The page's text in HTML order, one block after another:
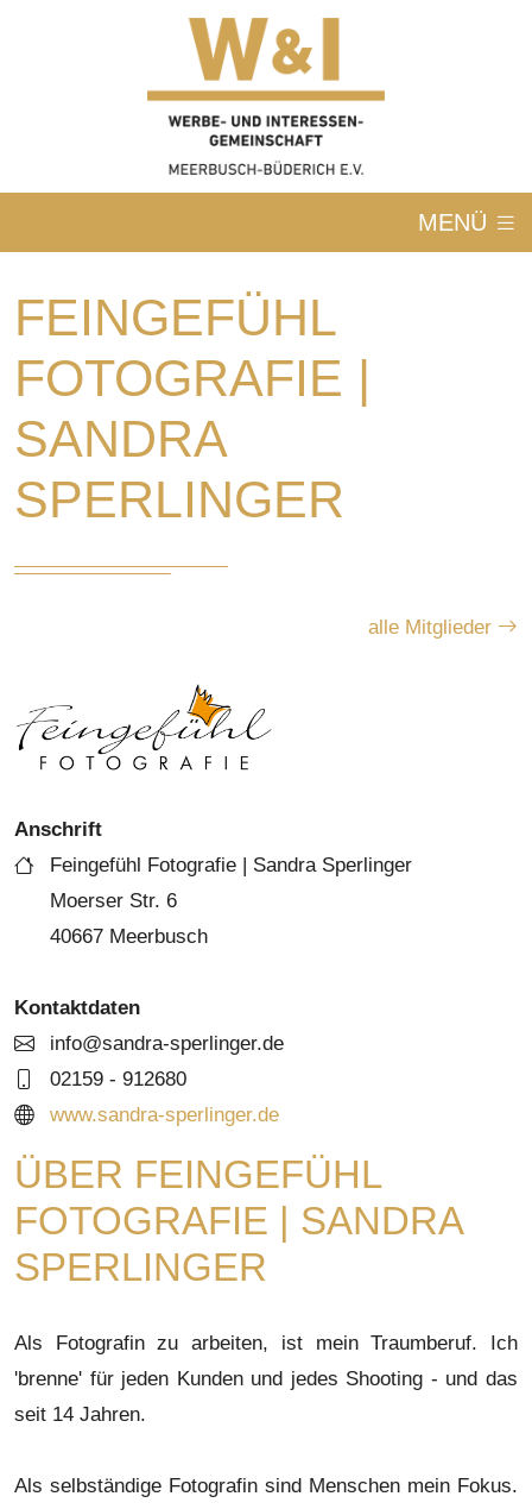
MENÜ
FEINGEFÜHL
FOTOGRAFIE |
SANDRA
SPERLINGER
alle Mitglieder
Anschrift
Feingefühl Fotografie | Sandra Sperlinger
Moerser Str. 6
40667 Meerbusch
Kontaktdaten
info@sandra-sperlinger.de
02159 - 912680
www.sandra-sperlinger.de
ÜBER FEINGEFÜHL
FOTOGRAFIE | SANDRA
SPERLINGER
Als Fotografin zu arbeiten, ist mein Traumberuf. Ich
'brenne' für jeden Kunden und jedes Shooting - und das
seit 14 Jahren.
Als selbständige Fotografin sind Menschen mein Fokus.